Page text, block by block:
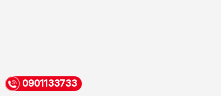
0901133733